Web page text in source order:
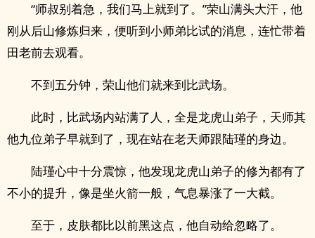
“师叔别着急，我们马上就到了。”荣山满头大汗，他
刚从后山修炼归来，便听到小师弟比试的消息，连忙带着
田老前去观看。
不到五分钟，荣山他们就来到比武场。
此时，比武场内站满了人，全是龙虎山弟子，天师其
他九位弟子早就到了，现在站在老天师跟陆瑾的身边。
陆瑾心中十分震惊，他发现龙虎山弟子的修为都有了
不小的提升，像是坐火箭一般，气息暴涨了一大截。
至于，皮肤都比以前黑这点，他自动给忽略了。